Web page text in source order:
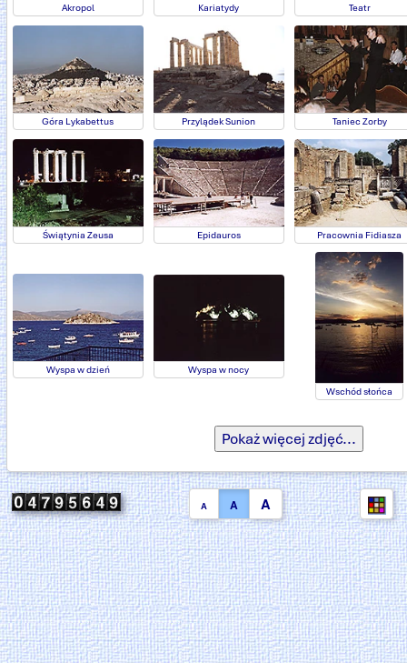
Akropol Kariatydy Teatr
Góra Lykabettus Przylądek Sunion Taniec Zorby
Świątynia Zeusa Epidauros Pracownia Fidiasza
Wyspa w dzień
Wyspa w nocy
Wschód słońca
A A A